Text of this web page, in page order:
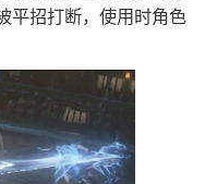
平招打断，使用时角色